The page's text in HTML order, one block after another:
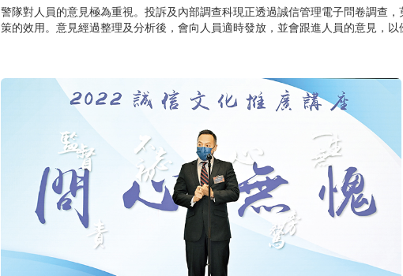
警隊對人員的意見極為重視。投訴及內部調查科現正透過誠信管理電子問卷調查
策的效用。意見經過整理及分析後，會向人員適時發放，並會跟進人員的意見，以